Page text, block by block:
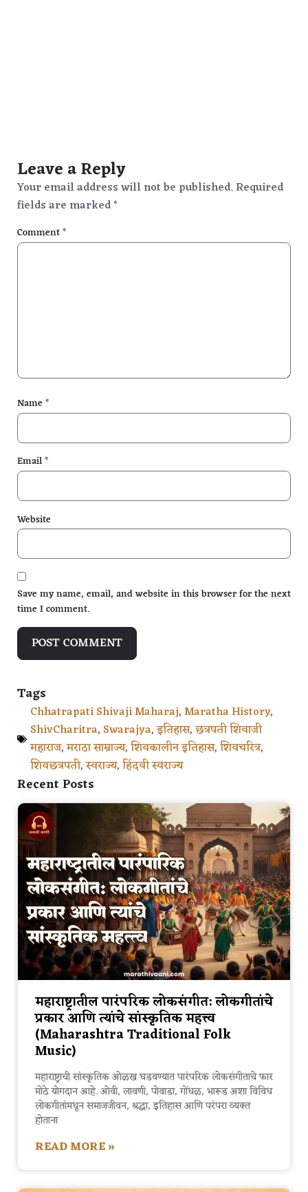
Leave a Reply
Your email address will not be published.Required
fields are marked*
Comment*
Name *
Email*
Website
Save my name, email, and website in this browser for the next
time I comment.
Tags
Chhatrapati Shivaji Maharaj,Maratha History,
ShivCharitra, Swarajya,इतिहास,छत्रपती शिवाजी
महाराज,मराठा साम्राज्य,शिवकालीन इतिहास,शिवचरित्र,
शिवछत्रपती,स्वराज्य,हिंदवी स्वराज्य
Recent Posts
महाराष्ट्रातील पारंपरिक लोकसंगीत: लोकगीतांचे
प्रकार आणि त्यांचे सांस्कृतिक महत्त्व
(Maharashtra Traditional Folk
Music)
महाराष्ट्राची सांस्कृतिक ओळख घडवण्यात पारंपरिक लोकसंगीताचे फार
मोठे योगदान आहे. ओवी, लावणी, पोवाडा, गोंधळ, भारूड अशा विविध
लोकगीतांमधून समाजजीवन, श्रद्धा, इतिहास आणि परंपरा व्यक्त
होताना
READ MORE »